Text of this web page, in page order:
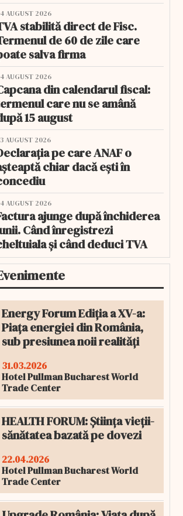
AUGUST 2026
stabilită direct de Fisc.
de 60 de zile care
salva firma
AUGUST 2026
din calendarul fiscal:
care nu se amână
15 august
AUGUST 2026
pe care ANAF o
chiar dacă ești în
AUGUST 2026
ajunge după închiderea
Când înregistrezi
și când deduci TVA
Energy Forum Ediția a XV-a:
Piața energiei din România,
sub presiunea noii realități
31.03.2026
Hotel Pullman Bucharest World
Trade Center
HEALTH FORUM: Știința vieții-
sănătatea bazată pe dovezi
22.04.2026
Hotel Pullman Bucharest World
Trade Center